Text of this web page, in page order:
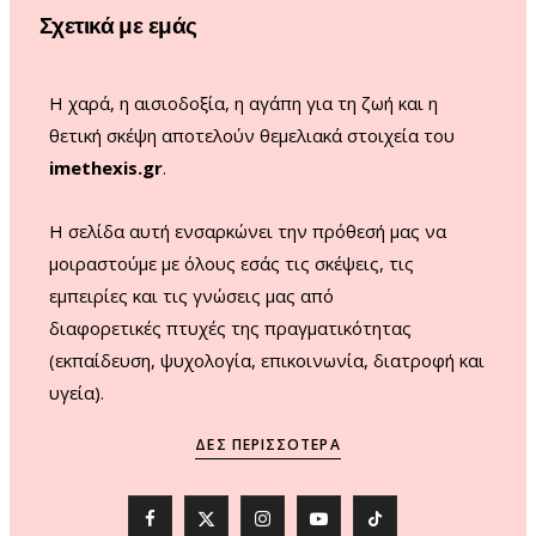
Σχετικά με εμάς
Η χαρά, η αισιοδοξία, η αγάπη για τη ζωή και η
θετική σκέψη αποτελούν θεμελιακά στοιχεία του
imethexis.gr.
H σελίδα αυτή ενσαρκώνει την πρόθεσή μας να
μοιραστούμε με όλους εσάς τις σκέψεις, τις
εμπειρίες και τις γνώσεις μας από
διαφορετικές πτυχές της πραγματικότητας
(εκπαίδευση, ψυχολογία, επικοινωνία, διατροφή και
υγεία).
ΔΕΣ ΠΕΡΙΣΣΌΤΕΡΑ
F X I Y T